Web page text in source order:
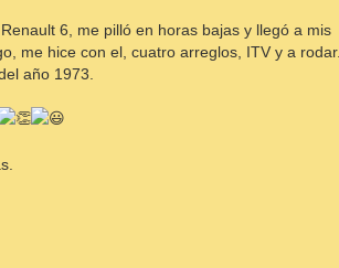
6, me pilló en horas bajas y llegó a mis
me hice con el, cuatro arreglos, ITV y a rodar.
año 1973.